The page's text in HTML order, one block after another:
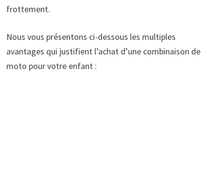
frottement.
Nous vous présentons ci-dessous les multiples
avantages qui justifient l’achat d’une combinaison de
moto pour votre enfant :